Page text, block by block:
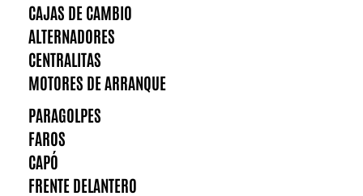
CAJAS DE CAMBIO
ALTERNADORES
CENTRALITAS
MOTORES DE ARRANQUE
PARAGOLPES
FAROS
CAPÓ
FRENTE DELANTERO